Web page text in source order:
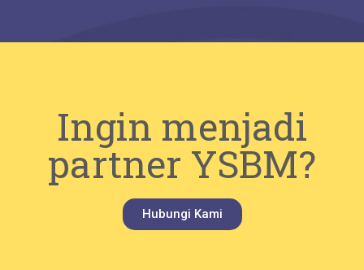
Ingin menjadi
partner YSBM?
Hubungi Kami